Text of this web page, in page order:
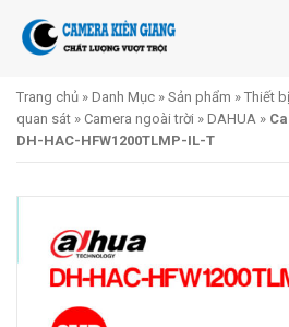
Trang chủ » Danh Mục » Sản phẩm » Thiết
quan sát » Camera ngoài trời » DAHUA »
DH-HAC-HFW1200TLMP-IL-T